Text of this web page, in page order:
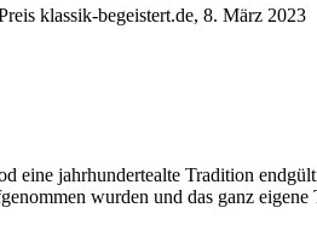
eine jahrhundertealte Tradition
wurden und das ganz